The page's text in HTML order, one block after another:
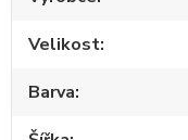
Velikost
Barva